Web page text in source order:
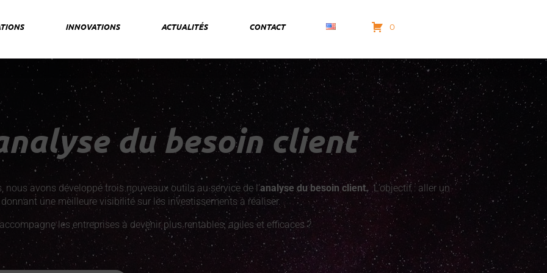
INNOVATIONS ACTUALITÉS CONTACT 0
du besoin client
avons développé trois nouveaux outils au service de l’analyse du besoin client. L’objectif : aller un
une meilleure visibilité sur les investissements à réaliser.
les entreprises à devenir plus rentables, agiles et efficaces ?